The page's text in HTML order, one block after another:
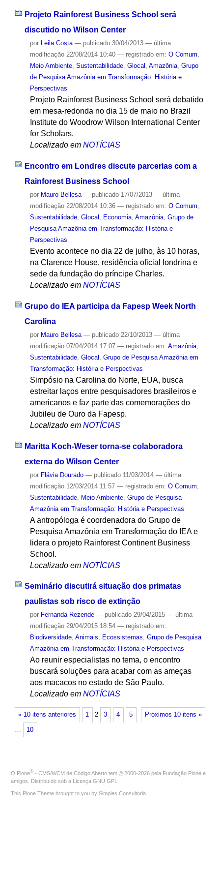
Projeto Rainforest Business School será
discutido no Wilson Center
por Leila Costa — publicado30/04/2013 — última
modificação22/08/2014 10:40 — registrado em: O Comum,
Meio Ambiente, Sustentabilidade, Glocal , Amazônia, Grupo
de Pesquisa Amazônia em Transformação: História e
Perspectivas
Projeto Rainforest Business School será debatido
em mesa-redonda no dia 15 de maio no Brazil
Institute do Woodrow Wilson International Center
for Scholars.
Localizado em NOTÍCIAS
Encontro em Londres discute parcerias com a
Rainforest Business School
por Mauro Bellesa — publicado17/07/2013 — última
modificação22/08/2014 10:36 — registrado em: O Comum,
Sustentabilidade, Glocal , Economia, Amazônia, Grupo de
Pesquisa Amazônia em Transformação: História e
Perspectivas
Evento acontece no dia 22 de julho, às 10 horas,
na Clarence House, residência oficial londrina e
sede da fundação do príncipe Charles.
Localizado em NOTÍCIAS
Grupo do IEA participa da Fapesp Week North
Carolina
por Mauro Bellesa — publicado22/10/2013 — última
modificação07/04/2014 17:07 — registrado em: Amazônia,
Sustentabilidade, Glocal
Grupo de Pesquisa Amazônia em
Transformação: História e Perspectivas
Simpósio na Carolina do Norte, EUA, busca
estreitar laços entre pesquisadores brasileiros e
americanos e faz parte das comemorações do
Jubileu de Ouro da Fapesp.
Localizado em NOTÍCIAS
Maritta Koch-Weser torna-se colaboradora
externa do Wilson Center
por Flávia Dourado — publicado11/03/2014 — última
modificação12/03/2014 11:57 — registrado em: O Comum
Sustentabilidade, Meio Ambiente, Grupo de Pesquisa
Amazônia em Transformação: História e Perspectivas
A antropóloga é coordenadora do Grupo de
Pesquisa Amazônia em Transformação do IEA e
lidera o projeto Rainforest Continent Business
School.
Localizado em NOTÍCIAS
Seminário discutirá situação dos primatas
paulistas sob risco de extinção
por Fernanda Rezende — publicado29/04/2015 — última
modificação29/04/2015 18:54 — registrado em:
Biodiversidade, Animais, Ecossistemas, Grupo de Pesquisa
Amazônia em Transformação: História e Perspectivas
Ao reunir especialistas no tema, o encontro
buscará soluções para acabar com as ameças
aos macacos no estado de São Paulo.
Localizado em NOTÍCIAS
« 10 itens anteriores Próximos 10 itens »
1 2 3 4 5
… 10
O Plone® - CMS/WCM de Código Aberto tem © 2000-2026 pela Fundação Plone e
amigos. Distribuído sob a Licença GNU GPL
This Plone Theme brought to you by Simples Consultoria